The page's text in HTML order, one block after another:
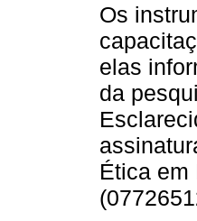
Os
elas
da
Ética em